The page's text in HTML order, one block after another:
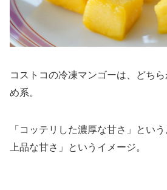
コストコの冷凍マンゴーは、どち
め系。
「コッテリした濃厚な甘さ」とい
上品な甘さ」というイメージ。